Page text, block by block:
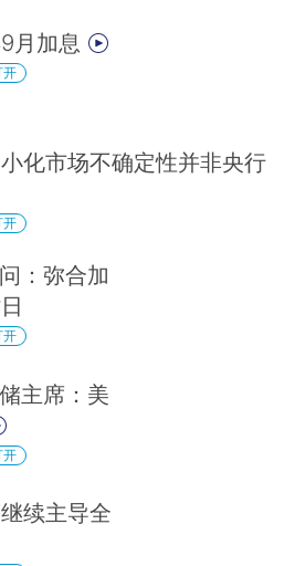
月加息
开
化市场不确定性并非央行
开
：弥合加
开
主席：美
开
续主导全